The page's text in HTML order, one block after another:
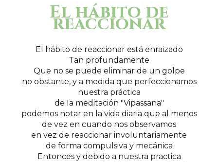
El hábito de
reaccionar
El hábito de reaccionar está enraizado
Tan profundamente
Que no se puede eliminar de un golpe
no obstante, y a medida que perfeccionamos
nuestra práctica
de Ia meditación "Vipassana"
podemos notar en la vida diaria que al menos
de vez en cuando nos observamos
en vez de reaccionar involuntariamente
de forma compulsiva y mecánica
Entonces y debido a nuestra practica